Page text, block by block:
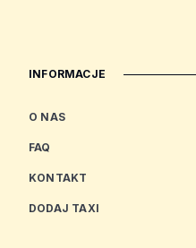
INFORMACJE
O NAS
FAQ
KONTAKT
DODAJ TAXI